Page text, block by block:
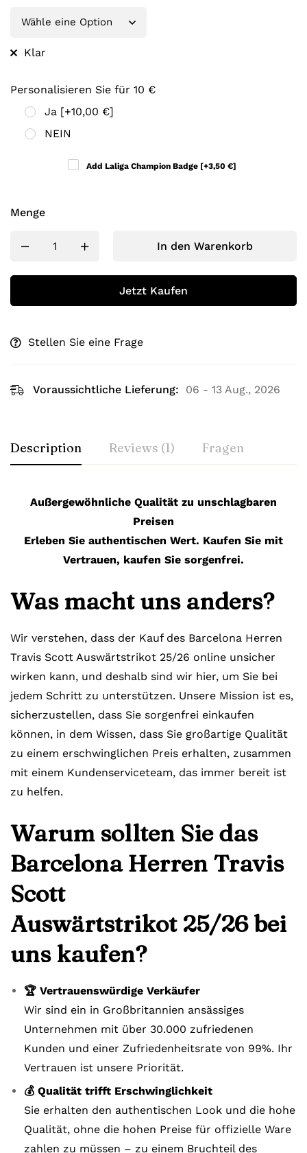
Klar
Personalisieren Sie für 10 €
Ja [+10,00 €]
NEIN
Add Laliga Champion Badge [+3,50 €]
Menge
In den Warenkorb
Jetzt Kaufen
Stellen Sie eine Frage
Voraussichtliche Lieferung: 06 - 13 Aug., 2026
Description Reviews (1) Fragen
Außergewöhnliche Qualität zu unschlagbaren
Preisen
Erleben Sie authentischen Wert. Kaufen Sie mit
Vertrauen, kaufen Sie sorgenfrei.
Was macht uns anders?
Wir verstehen, dass der Kauf des Barcelona Herren
Travis Scott Auswärtstrikot 25/26 online unsicher
wirken kann, und deshalb sind wir hier, um Sie bei
jedem Schritt zu unterstützen. Unsere Mission ist es,
sicherzustellen, dass Sie sorgenfrei einkaufen
können, in dem Wissen, dass Sie großartige Qualität
zu einem erschwinglichen Preis erhalten, zusammen
mit einem Kundenserviceteam, das immer bereit ist
zu helfen.
Warum sollten Sie das
Barcelona Herren Travis
Scott
Auswärtstrikot 25/26 bei
uns kaufen?
🏆 Vertrauenswürdige Verkäufer
Wir sind ein in Großbritannien ansässiges
Unternehmen mit über 30.000 zufriedenen
Kunden und einer Zufriedenheitsrate von 99%. Ihr
Vertrauen ist unsere Priorität.
💰 Qualität trifft Erschwinglichkeit
Sie erhalten den authentischen Look und die hohe
Qualität, ohne die hohen Preise für offizielle Ware
zahlen zu müssen – zu einem Bruchteil des